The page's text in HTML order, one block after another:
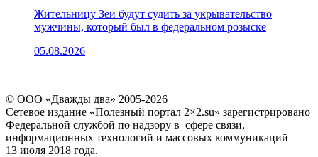
Жительницу Зеи будут судить за укрывательство
мужчины, который был в федеральном розыске
05.08.2026
© ООО «Дважды два» 2005-2026
Сетевое издание «Полезный портал 2×2.su» зарегистрировано
Федеральной службой по надзору в сфере связи,
информационных технологий и массовых коммуникаций
13 июля 2018 года.